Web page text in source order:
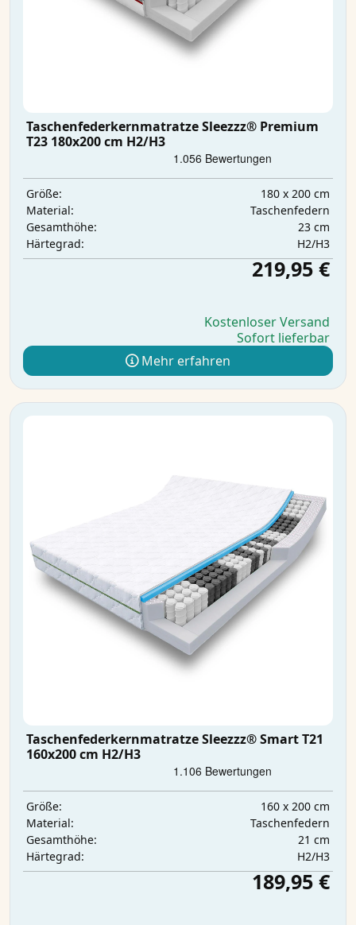
Taschenfederkernmatratze Sleezzz® Premium
T23 180x200 cm H2/H3
Größe:
180 x 200 cm
Material:
Taschenfedern
Gesamthöhe:
23 cm
Härtegrad:
H2/H3
219,95 €
Kostenloser Versand
Sofort lieferbar
Mehr erfahren
Taschenfederkernmatratze Sleezzz® Smart T21
160x200 cm H2/H3
Größe:
160 x 200 cm
Material:
Taschenfedern
Gesamthöhe:
21 cm
Härtegrad:
H2/H3
189,95 €